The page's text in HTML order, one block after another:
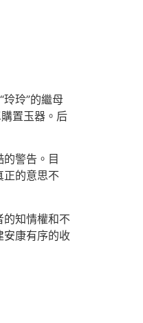
玲”的繼母
置玉器。后
警告。目
正的意思不
知情權和不
安康有序的收